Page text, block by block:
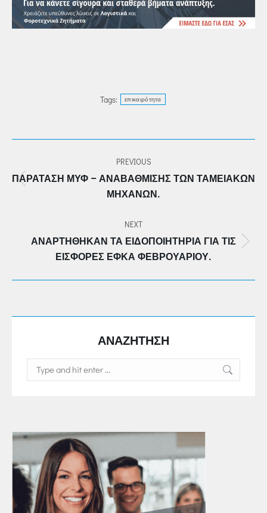
Tags: επικαιρότητα
PREVIOUS
Previous
post:
ΠΑΡΆΤΑΣΗ ΜΥΦ – ΑΝΑΒΆΘΜΙΣΗΣ ΤΩΝ ΤΑΜΕΙΑΚΏΝ
ΜΗΧΑΝΏΝ.
NEXT
Next
post:
ΑΝΑΡΤΉΘΗΚΑΝ ΤΑ ΕΙΔΟΠΟΙΗΤΉΡΙΑ ΓΙΑ ΤΙΣ
ΕΙΣΦΟΡΈΣ ΕΦΚΑ ΦΕΒΡΟΥΑΡΊΟΥ.
ΑΝΑΖΗΤΗΣΗ
Search: